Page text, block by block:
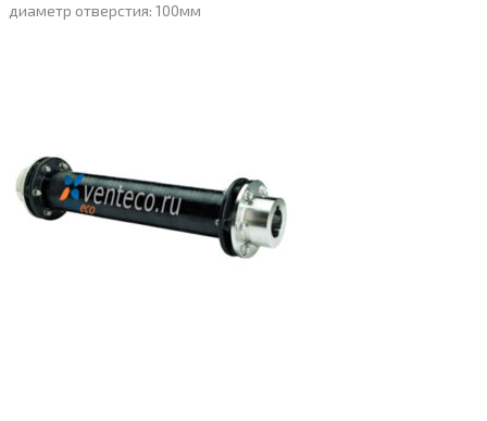
диаметр отверстия: 100мм